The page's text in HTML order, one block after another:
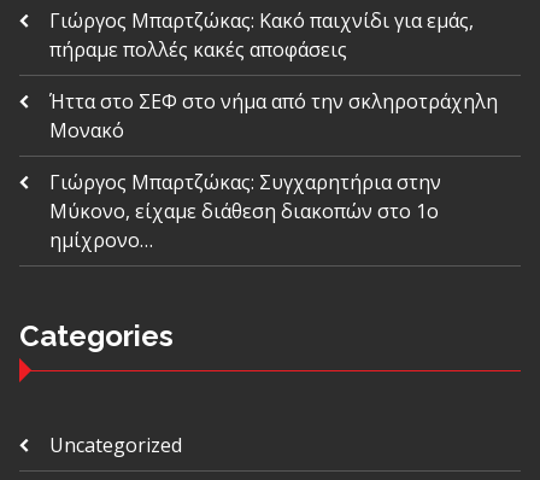
Γιώργος Μπαρτζώκας: Κακό παιχνίδι για εμάς,
πήραμε πολλές κακές αποφάσεις
Ήττα στο ΣΕΦ στο νήμα από την σκληροτράχηλη
Μονακό
Γιώργος Μπαρτζώκας: Συγχαρητήρια στην
Μύκονο, είχαμε διάθεση διακοπών στο 1ο
ημίχρονο…
Categories
Uncategorized